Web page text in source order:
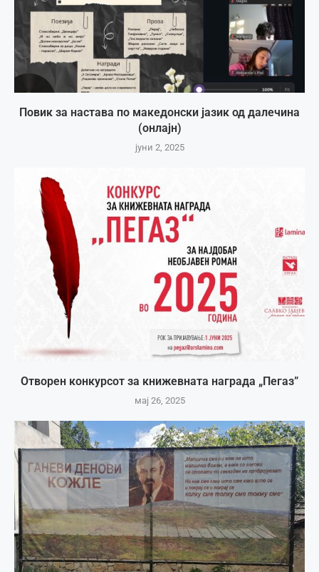
Повик за настава по македонски јазик од далечина
(онлајн)
јуни 2, 2025
Отворен конкурсот за книжевната награда „Пегаз”
мај 26, 2025